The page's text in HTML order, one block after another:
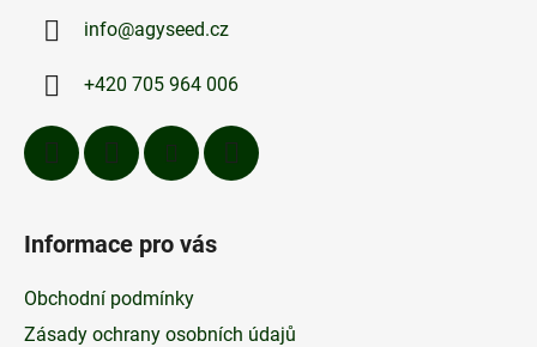
info@agyseed.cz
+420 705 964 006
Informace pro vás
Obchodní podmínky
Zásady ochrany osobních údajů